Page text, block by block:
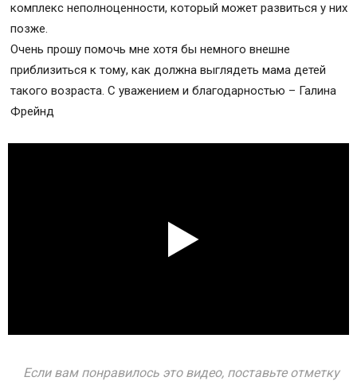
комплекс неполноценности, который может развиться у них
позже.
Очень прошу помочь мне хотя бы немного внешне
приблизиться к тому, как должна выглядеть мама детей
такого возраста. С уважением и благодарностью – Галина
Фрейнд
Если вам понравилось это видео, поставьте отметку